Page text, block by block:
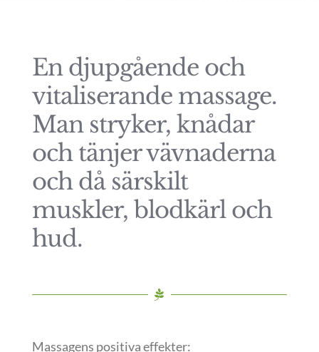
En djupgående och
vitaliserande massage.
Man stryker, knådar
och tänjer vävnaderna
och då särskilt
muskler, blodkärl och
hud.
Massagens positiva effekter: